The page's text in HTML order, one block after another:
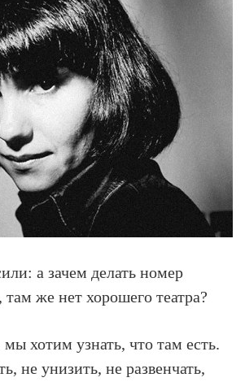
а зачем делать номер
же нет хорошего театра?
мы хотим узнать, что там есть.
не унизить, не развенчать,